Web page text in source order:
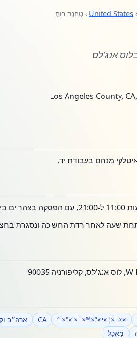
›
United States › טַחֲנַת רוּחַ
אנג'לס
מנחם בעבודת יד.
חול.
שעה לאחר רדת החשיכה ונסגרת
××¨×¦×•×ª ×"×'×¨×™×ª
CA ארה״ב
מַאֲכָל